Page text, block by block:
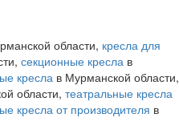
области, кресла для
секционные кресла в
кресла в Мурманской области,
области, театральные кресла
кресла от производителя в